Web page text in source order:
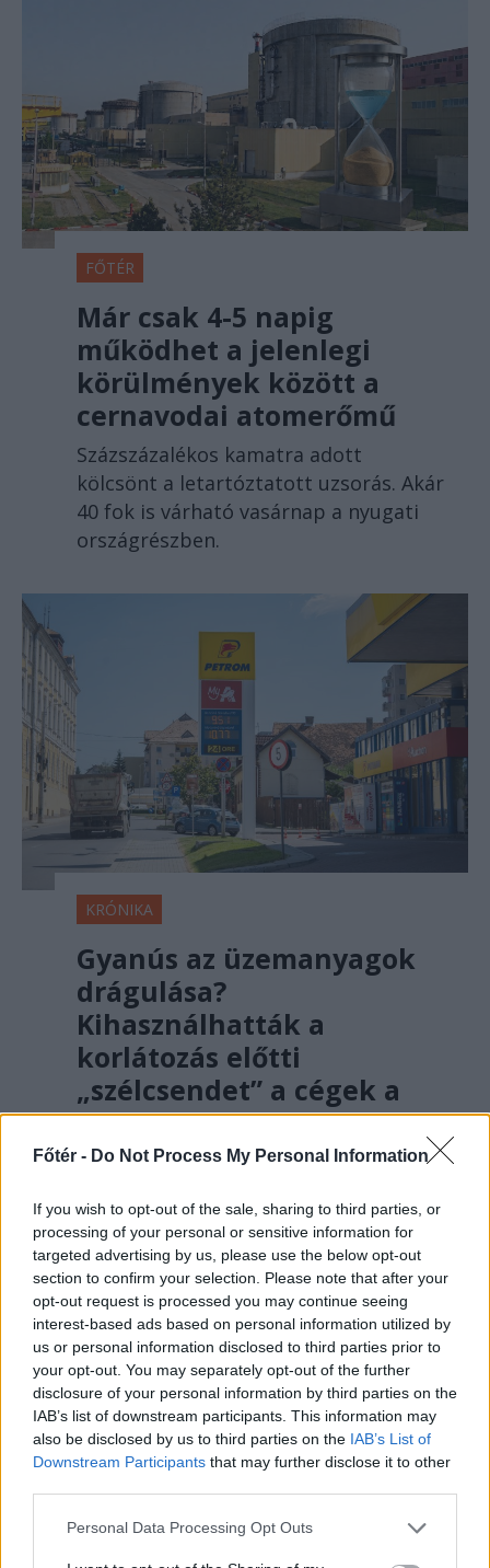
Főtér - Do Not Process My Personal Information
If you wish to opt-out of the sale, sharing to third parties, or
processing of your personal or sensitive information for
targeted advertising by us, please use the below opt-out
section to confirm your selection. Please note that after your
opt-out request is processed you may continue seeing
interest-based ads based on personal information utilized by
us or personal information disclosed to third parties prior to
your opt-out. You may separately opt-out of the further
disclosure of your personal information by third parties on the
IAB’s list of downstream participants. This information may
also be disclosed by us to third parties on the IAB’s List of
Downstream Participants that may further disclose it to other
Personal Data Processing Opt Outs
FŐTÉR
Már csak 4-5 napig
működhet a jelenlegi
körülmények között a
cernavodai atomerőmű
Százszázalékos kamatra adott
kölcsönt a letartóztatott uzsorás. Akár
40 fok is várható vasárnap a nyugati
országrészben.
KRÓNIKA
Gyanús az üzemanyagok
drágulása?
Kihasználhatták a
korlátozás előtti
„szélcsendet” a cégek a
Versenytanács elnöke
szerint
hogy az üzemanyagpiac szereplői
kihasználják az időt a válsághelyzet
kihirdetéséig, és ezért kúsznak egyre
feljebb az üzemanyagárak – ismerte el
Bogdan Chirițoiu, a Versenytanács
elnöke.